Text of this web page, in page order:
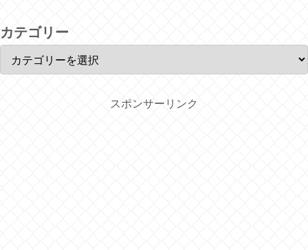
カテゴリー
スポンサーリンク